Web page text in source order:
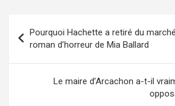
de
l’article
Pourquoi Hachette a retiré du
roman d’horreur de Mia Ballard
Le maire d’Arcachon a-t-il